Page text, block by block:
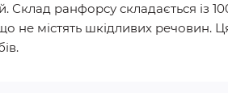
Склад ранфорсу складається із
не містять шкідливих речовин.